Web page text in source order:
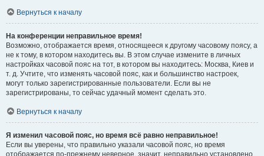
Вернуться к началу
На конференции неправильное время!
Возможно, отображается время, относящееся к другому часовому поясу, а
не к тому, в котором находитесь вы. В этом случае измените в личных
настройках часовой пояс на тот, в котором вы находитесь: Москва, Киев и
т. д. Учтите, что изменять часовой пояс, как и большинство настроек,
могут только зарегистрированные пользователи. Если вы не
зарегистрированы, то сейчас удачный момент сделать это.
Вернуться к началу
Я изменил часовой пояс, но время всё равно неправильное!
Если вы уверены, что правильно указали часовой пояс, но время
отображается по-прежнему неверное, значит, неправильно установлено